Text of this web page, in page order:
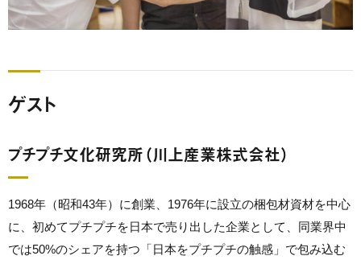
ゲスト
プチプチ文化研究所（川上産業株式会社）
1968年（昭和43年）に創業、1976年に設立の梱包材資材を中心
に、初めてプチプチを日本で売り出した企業として、同業界中
では50%のシェアを持つ「日本をプチプチの触感」で包み込む